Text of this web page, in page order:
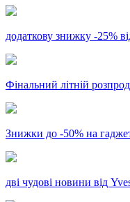
додаткову знижку -25%
Фінальний літній
Знижки до -50% на
дві чудові новини від